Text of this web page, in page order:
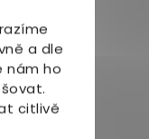
a dle
nám ho
citlivě
Detail
O
v